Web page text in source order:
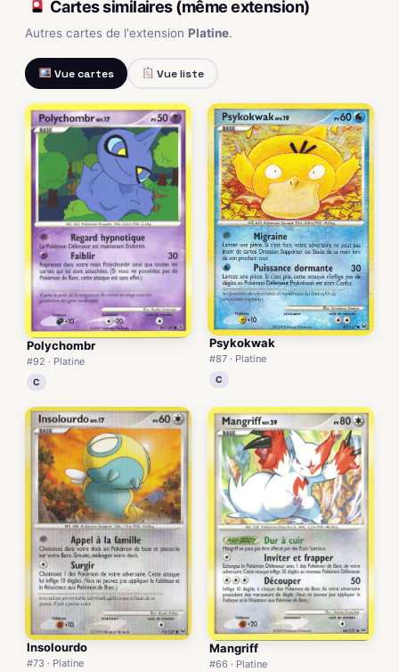
Cartes similaires (même extension)
Autres cartes de l'extension Platine.
Vue cartes Vue liste
Polychombr
#92 · Platine
C
Psykokwak
#87 · Platine
C
Insolourdo
#73 · Platine
Mangriff
#66 · Platine